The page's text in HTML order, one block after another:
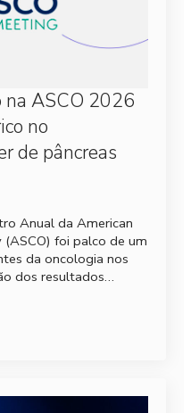
na ASCO 2026
no
de pâncreas
Anual da American
foi palco de um
da oncologia nos
dos resultados…